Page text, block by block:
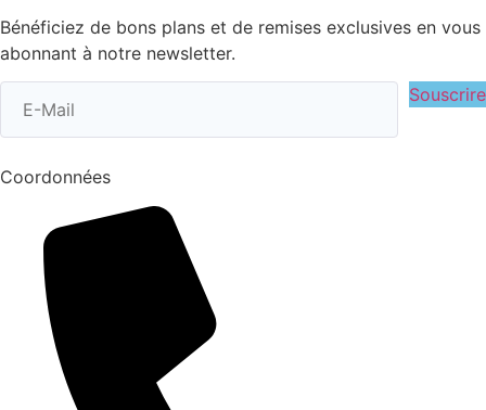
Bénéficiez de bons plans et de remises exclusives en vous
abonnant à notre newsletter.
Souscrire
Coordonnées